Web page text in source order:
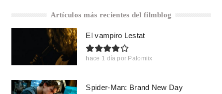
Artículos más recientes del filmblog
El vampiro Lestat
hace 1 día por Palomiix
Spider-Man: Brand New Day